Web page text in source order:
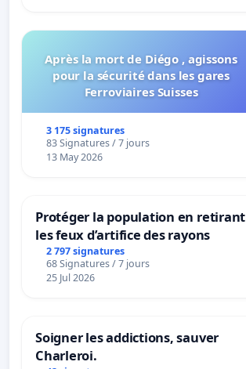
Après la mort de Diégo , agissons
pour la sécurité dans les gares
Ferroviaires Suisses
3 175 signatures
83 Signatures / 7 jours
13 May 2026
Protéger la population en retirant
les feux d’artifice des rayons
2 797 signatures
68 Signatures / 7 jours
25 Jul 2026
Soigner les addictions, sauver
Charleroi.